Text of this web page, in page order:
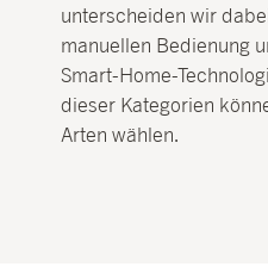
unterscheiden wir
manuellen Bedienung
Smart-Home-
dieser Kategorien
Arten wählen.